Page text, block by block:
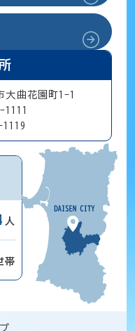
大曲花園町1-1
1119
人
帯